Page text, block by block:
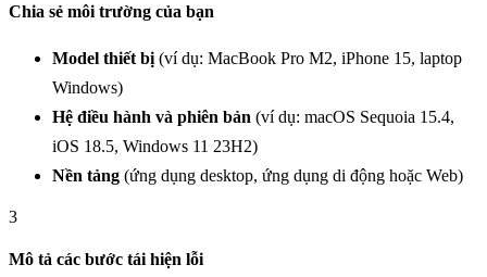
Chia sẻ môi trường của bạn
Model thiết bị (ví dụ: MacBook Pro M2, iPhone 15, laptop
Windows)
Hệ điều hành và phiên bản (ví dụ: macOS Sequoia 15.4,
iOS 18.5, Windows 11 23H2)
Nền tảng (ứng dụng desktop, ứng dụng di động hoặc Web)
3
Mô tả các bước tái hiện lỗi